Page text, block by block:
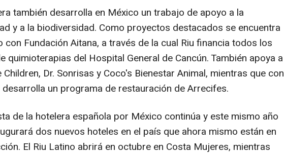
también desarrolla en México un trabajo de apoyo a la
y a la biodiversidad. Como proyectos destacados se encuentra
con Fundación Aitana, a través de la cual Riu financia todos los
quimioterapias del Hospital General de Cancún. También apoya a
Children, Dr. Sonrisas y Coco's Bienestar Animal, mientras que con
desarrolla un programa de restauración de Arrecifes.
de la hotelera española por México continúa y este mismo año
dos nuevos hoteles en el país que ahora mismo están en
El Riu Latino abrirá en octubre en Costa Mujeres, mientras